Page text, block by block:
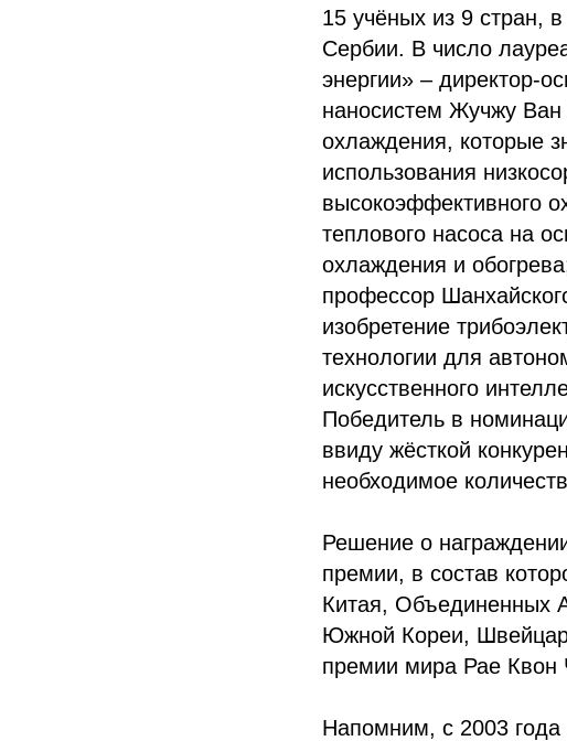
15 учёных из 9 стран,
Сербии. В число
энергии» – директор-
наносистем Жучжу Ван
охлаждения, которые
использования
высокоэффективного
теплового насоса на
охлаждения и
профессор
изобретение
технологии для
искусственного
Победитель в
ввиду жёсткой
необходимое
Решение о
премии, в состав
Китая, Объединенных
Южной Кореи,
премии мира Рае Квон
Напомним, с 2003 года